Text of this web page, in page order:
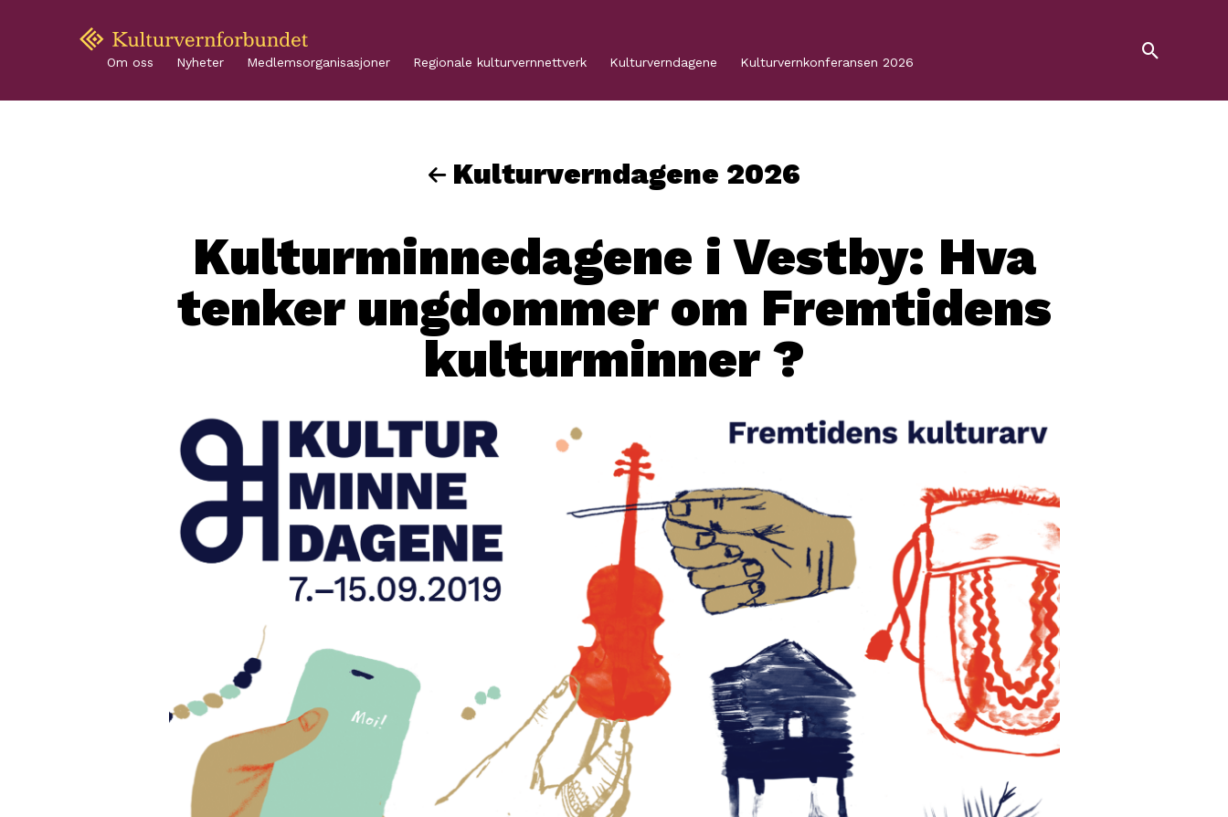
Om oss Nyheter Medlemsorganisasjoner Regionale kulturvernnettverk Kulturverndagene Kulturvernkonferansen 2026
Kulturverndagene 2026
Kulturminnedagene i Vestby: Hva
tenker ungdommer om Fremtidens
kulturminner ?